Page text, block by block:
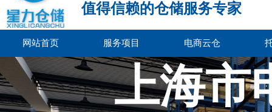
值得信赖的仓储服务专家
网站首页 服务项目 电商云仓
上海市